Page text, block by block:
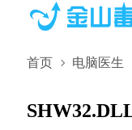
首页 电脑医生